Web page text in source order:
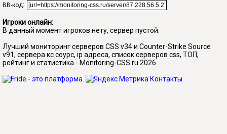
BB-код:
Игроки онлайн:
В данный момент игроков нету, сервер пустой.
Лучший мониторинг серверов CSS v34 и Counter-Strike Source
v91, сервера кс соурс, ip адреса, список серверов css, ТОП,
рейтинг и статистика - Monitoring-CSS.ru 2026
Контакты